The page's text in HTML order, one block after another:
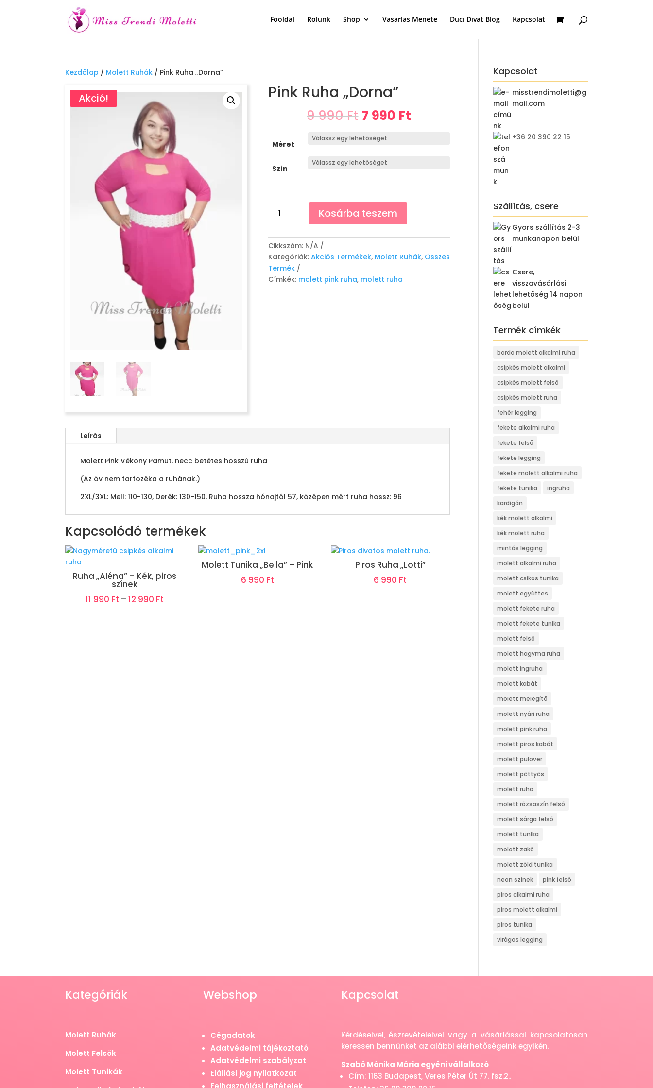
Főoldal Rólunk Shop Vásárlás Menete Duci Divat Blog Kapcsolat
Kezdőlap / Molett Ruhák / Pink Ruha „Dorna”
Akció! Pink Ruha „Dorna”
9 990Ft Original
was:
990 Ft.
7 990 Ft
Méret
Szín
Ruha
mennyiség
Kosárba teszem
Cikkszám: N/A
Kategóriák: Akciós Termékek, Molett Ruhák, Összes
Termék
Címkék: molett pink ruha, molett ruha
Leírás
Molett Pink Vékony Pamut, necc betétes hosszú ruha
(Az öv nem tartozéka a ruhának.)
2XL/3XL: Mell: 110-130, Derék: 130-150, Ruha hossza hónajtól 57, középen mért ruha hossz: 96
Kapcsolódó termékek
Ruha „Aléna” – Kék, piros
színek
11 990 Ft – 12 990 Ft
Molett Tunika „Bella” – Pink
6 990 Ft
Piros Ruha „Lotti”
6 990 Ft
Kapcsolat
misstrendimoletti@g
mail.com
+36 20 390 22 15
Szállítás, csere
Gyors szállítás 2-3
munkanapon belül
Csere,
visszavásárlási
lehetőség 14 napon
belül
Termék címkék
bordo molett alkalmi ruha
csipkés molett alkalmi
csipkés molett felső
csipkés molett ruha
fehér legging
fekete alkalmi ruha
fekete felső
fekete legging
fekete molett alkalmi ruha
fekete tunika
ingruha
kardigán
kék molett alkalmi
kék molett ruha
mintás legging
molett alkalmi ruha
molett csíkos tunika
molett együttes
molett fekete ruha
molett fekete tunika
molett felső
molett hagyma ruha
molett ingruha
molett kabát
molett melegítő
molett nyári ruha
molett pink ruha
molett piros kabát
molett pulover
molett pöttyös
molett ruha
molett rózsaszín felső
molett sárga felső
molett tunika
molett zakó
molett zöld tunika
neon színek
pink felső
piros alkalmi ruha
piros molett alkalmi
piros tunika
virágos legging
Kategóriák
Molett Ruhák
Molett Felsők
Molett Tunikák
Webshop
Cégadatok
Adatvédelmi tájékoztató
Adatvédelmi szabályzat
Elállási jog nyilatkozat
Kapcsolat
Kérdéseivel, észrevételeivel vagy a vásárlással kapcsolatosan
keressen bennünket az alábbi elérhetőségeink egyikén.
Szabó Mónika Mária egyéni vállalkozó
Cím: 1163 Budapest, Veres Péter Út 77. fsz.2..